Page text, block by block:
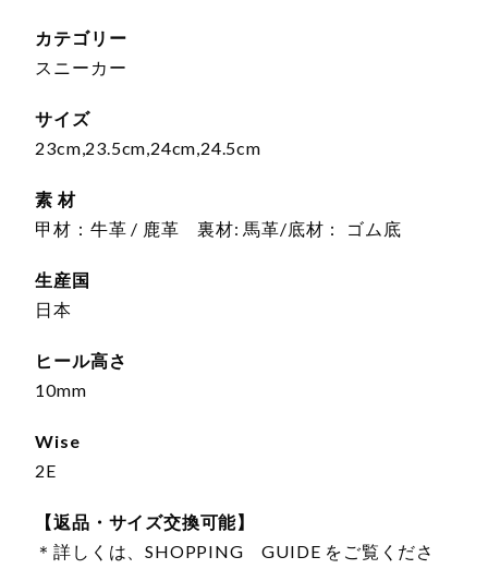
カテゴリー
スニーカー
サイズ
23cm,23.5cm,24cm,24.5cm
素 材
甲材：牛革 / 鹿革 裏材: 馬革/底材： ゴム底
生産国
日本
ヒール高さ
10mm
Wise
2E
【返品・サイズ交換可能】
＊詳しくは、SHOPPING GUIDE をご覧くださ